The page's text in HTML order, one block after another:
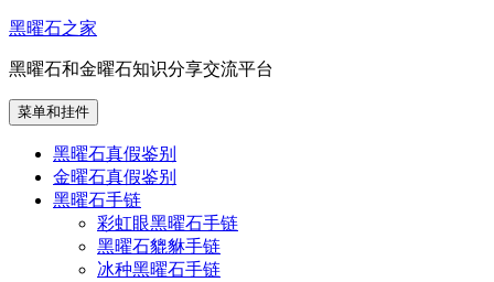
跳
内
容
黑曜石之家
黑曜石和金曜石知识分享交流平台
菜单和挂件
黑曜石真假鉴别
金曜石真假鉴别
黑曜石手链
彩虹眼黑曜石手链
黑曜石貔貅手链
冰种黑曜石手链